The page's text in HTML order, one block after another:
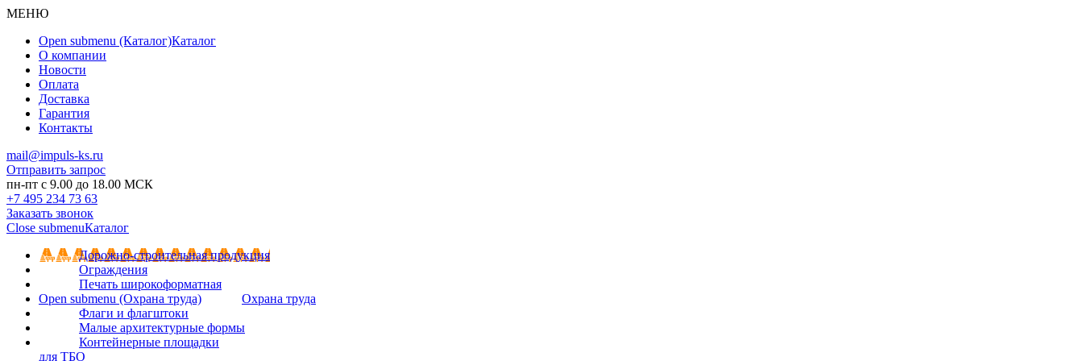
МЕНЮ
Open submenu (Каталог)Каталог
О компании
Новости
Оплата
Доставка
Гарантия
Контакты
mail@impuls-ks.ru
Отправить запрос
пн-пт с 9.00 до 18.00 МСК
+7 495 234 73 63
Заказать звонок
Close submenuКаталог
Дорожно-строительная продукция
Ограждения
Печать широкоформатная
Open submenu (Охрана труда)
Охрана труда
Флаги и флагштоки
Малые архитектурные формы
Контейнерные площадки
для ТБО